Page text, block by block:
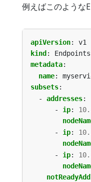
例えばこのような
apiVersion:
v1
kind :
Endpoints
metadata:
name:
subsets:
- addresses:
- ip:
- ip:
- ip: